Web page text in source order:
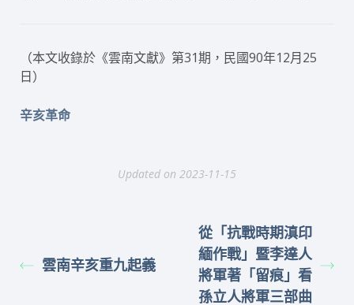
（本文收錄於《雲南文獻》第31期，民國90年12月25
日）
辛亥革命
Updated on 2023-11-15
雲南辛亥重九起義
從「抗戰時期滇印
緬作戰」暨李達人
將軍著「留痕」看
孫立人將軍三部曲